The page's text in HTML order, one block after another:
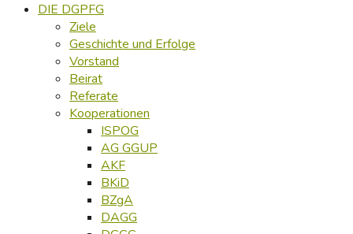
DIE DGPFG
Ziele
Geschichte und Erfolge
Vorstand
Beirat
Referate
Kooperationen
ISPOG
AG GGUP
AKF
BKiD
BZgA
DAGG